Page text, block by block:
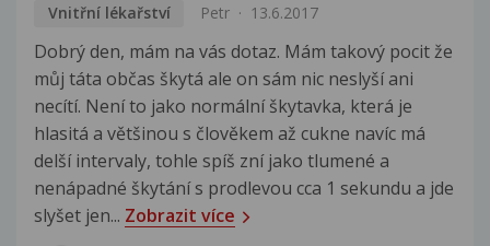
Vnitřní lékařství Petr 13.6.2017
Dobrý den, mám na vás dotaz. Mám takový pocit že
můj táta občas škytá ale on sám nic neslyší ani
necítí. Není to jako normální škytavka, která je
hlasitá a většinou s člověkem až cukne navíc má
delší intervaly, tohle spíš zní jako tlumené a
nenápadné škytání s prodlevou cca 1 sekundu a jde
slyšet jen... Zobrazit více